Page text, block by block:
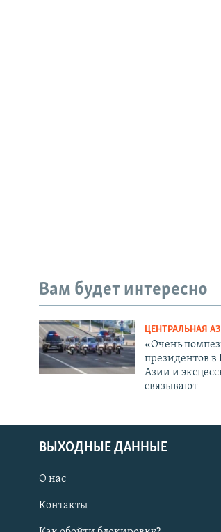
Вам будет интересно
ЦЕНТРАЛЬНАЯ
«Очень
президентов в
Азии и
связывают
ВЫХОДНЫЕ ДАННЫЕ
О нас
Контакты